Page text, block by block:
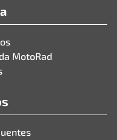
MotoRad